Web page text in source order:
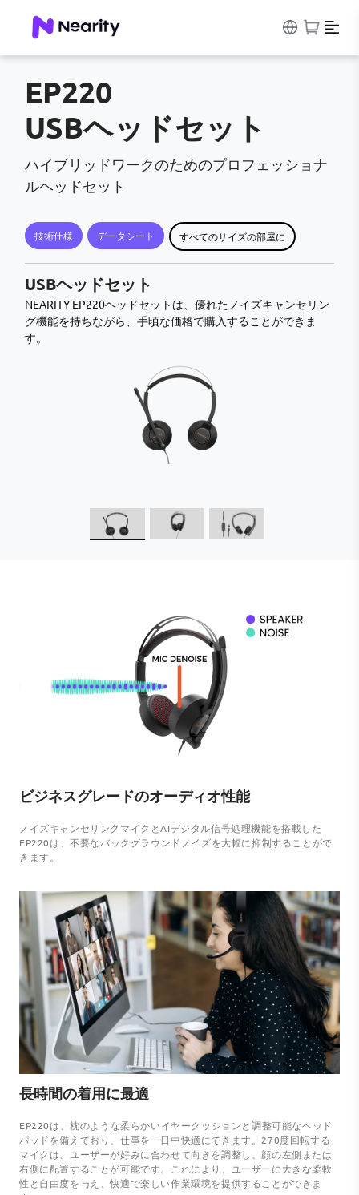
EP220
USBヘッドセット
ハイブリッドワークのためのプロフェッショナ
ルヘッドセット
技術仕様 データシート すべてのサイズの部屋に
USBヘッドセット
NEARITY EP220ヘッドセットは、優れたノイズキャンセリン
グ機能を持ちながら、手頃な価格で購入することができま
す。
ビジネスグレードのオーディオ性能
ノイズキャンセリングマイクとAIデジタル信号処理機能を搭載した
EP220は、不要なバックグラウンドノイズを大幅に抑制することがで
きます。
長時間の着用に最適
EP220は、枕のような柔らかいイヤークッションと調整可能なヘッド
パッドを備えており、仕事を一日中快適にできます。270度回転する
マイクは、ユーザーが好みに合わせて向きを調整し、顔の左側または
右側に配置することが可能です。これにより、ユーザーに大きな柔軟
性と自由度を与え、快適で楽しい作業環境を提供することができま